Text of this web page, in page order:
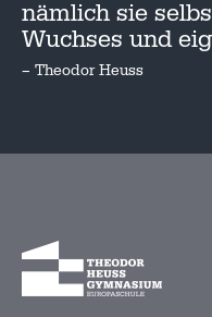
nämlich sie
Wuchses und
– Theodor Heuss